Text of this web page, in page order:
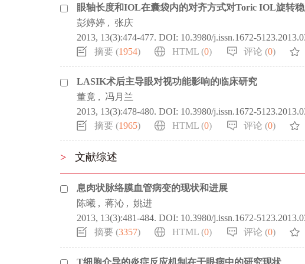
眼轴长度和IOL在囊袋内的对齐方式对Toric IOL旋转
彭婷婷 , 张庆
2013, 13(3):474-477. DOI: 10.3980/j.issn.1672-
摘要 (1954) HTML (0) 评论 (0)
LASIK术后主导眼对视功能影响的临床研究
董竟 , 冯月兰
2013, 13(3):478-480. DOI: 10.3980/j.issn.1672-
摘要 (1965) HTML (0) 评论 (0)
> 文献综述
息肉状脉络膜血管病变的现状和进展
陈曦 , 蒋沁 , 姚进
2013, 13(3):481-484. DOI: 10.3980/j.issn.1672-
摘要 (3357) HTML (0) 评论 (0)